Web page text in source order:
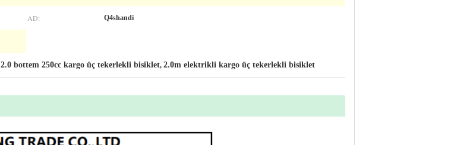
AD: Q4shandi
2.0 bottem 250cc kargo üç tekerlekli bisiklet, 2.0m elektrikli kargo üç tekerlekli bisiklet